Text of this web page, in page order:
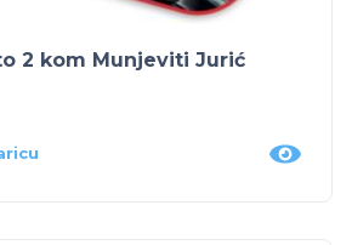
2 kom Munjeviti Jurić